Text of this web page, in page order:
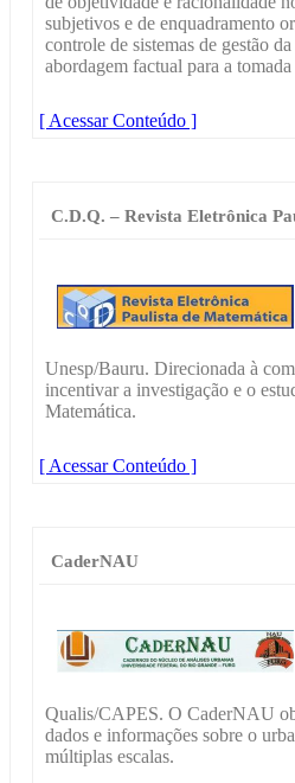
subjetivos e de enquadramento
controle de sistemas de gestão
abordagem factual para a
[ Acessar Conteúdo ]
C.D.Q. – Revista Eletrônica
Unesp/Bauru. Direcionada à
incentivar a investigação e o
Matemática.
[ Acessar Conteúdo ]
CaderNAU
Qualis/CAPES. O CaderNAU
dados e informações sobre o
múltiplas escalas.